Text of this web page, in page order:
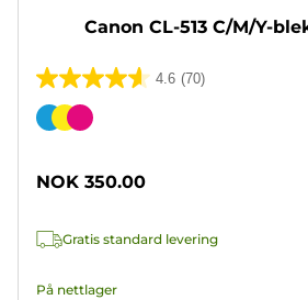
Canon CL-513 C/M/Y-
4.6 (70)
4.6
av
70
Fargekassett
NOK 350.00
Gratis standard levering
På nettlager